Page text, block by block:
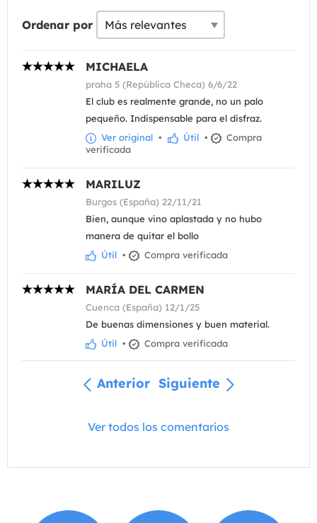
Ordenar por
MICHAELA
praha 5 (República Checa) 6/6/22
El club es realmente grande, no un palo
pequeño. Indispensable para el disfraz.
Ver original • Útil •
Compra
verificada
MARILUZ
Burgos (España) 22/11/21
Bien, aunque vino aplastada y no hubo
manera de quitar el bollo
Útil • Compra verificada
MARÍA DEL CARMEN
Cuenca (España) 12/1/25
De buenas dimensiones y buen material.
Útil • Compra verificada
Anterior Siguiente
Ver todos los comentarios